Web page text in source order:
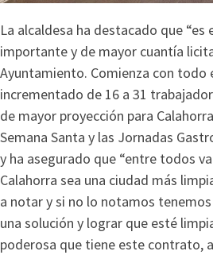
La alcaldesa ha destacado que
importante y de mayor cuantía
Ayuntamiento. Comienza con todo
incrementado de 16 a 31
de mayor proyección para
Semana Santa y las Jornadas
y ha asegurado que “entre todos
Calahorra sea una ciudad más
a notar y si no lo notamos
una solución y lograr que esté
poderosa que tiene este contrato,